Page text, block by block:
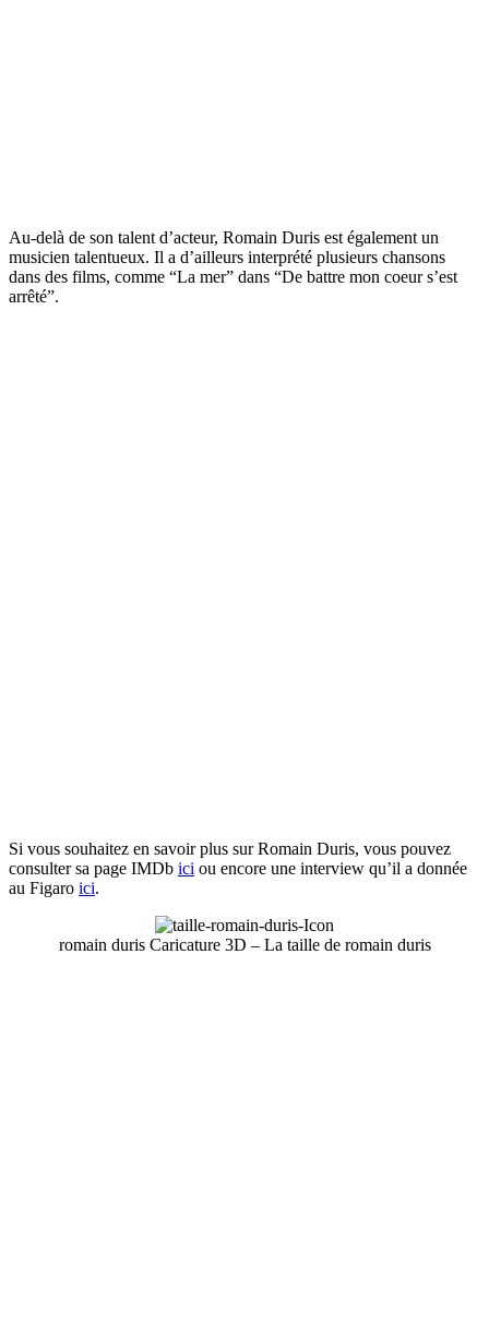
Au-delà de son talent d’acteur, Romain Duris est également un
musicien talentueux. Il a d’ailleurs interprété plusieurs chansons
dans des films, comme “La mer” dans “De battre mon coeur s’est
arrêté”.
Si vous souhaitez en savoir plus sur Romain Duris, vous pouvez
consulter sa page IMDb ici ou encore une interview qu’il a donnée
au Figaro ici.
romain duris Caricature 3D – La taille de romain duris